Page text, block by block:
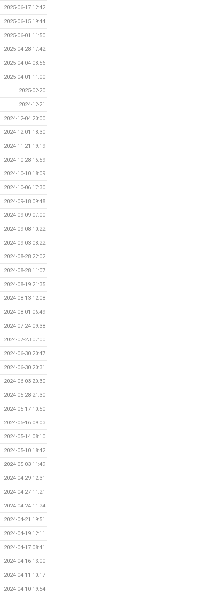
2025-06-17 12:42
2025-06-15 19:44
2025-06-01 11:50
2025-04-28 17:42
2025-04-04 08:56
2025-04-01 11:00
2025-02-20
2024-12-21
2024-12-04 20:00
2024-12-01 18:30
2024-11-21 19:19
2024-10-28 15:59
2024-10-10 18:09
2024-10-06 17:30
2024-09-18 09:48
2024-09-09 07:00
2024-09-08 10:22
2024-09-03 08:22
2024-08-28 22:02
2024-08-28 11:07
2024-08-19 21:35
2024-08-13 12:08
2024-08-01 06:49
2024-07-24 09:38
2024-07-23 07:00
2024-06-30 20:47
2024-06-30 20:31
2024-06-03 20:30
2024-05-28 21:30
2024-05-17 10:50
2024-05-16 09:03
2024-05-14 08:10
2024-05-10 18:42
2024-05-03 11:49
2024-04-29 12:31
2024-04-27 11:21
2024-04-24 11:24
2024-04-21 19:51
2024-04-19 12:11
2024-04-17 08:41
2024-04-16 13:00
2024-04-11 10:17
2024-04-10 19:54